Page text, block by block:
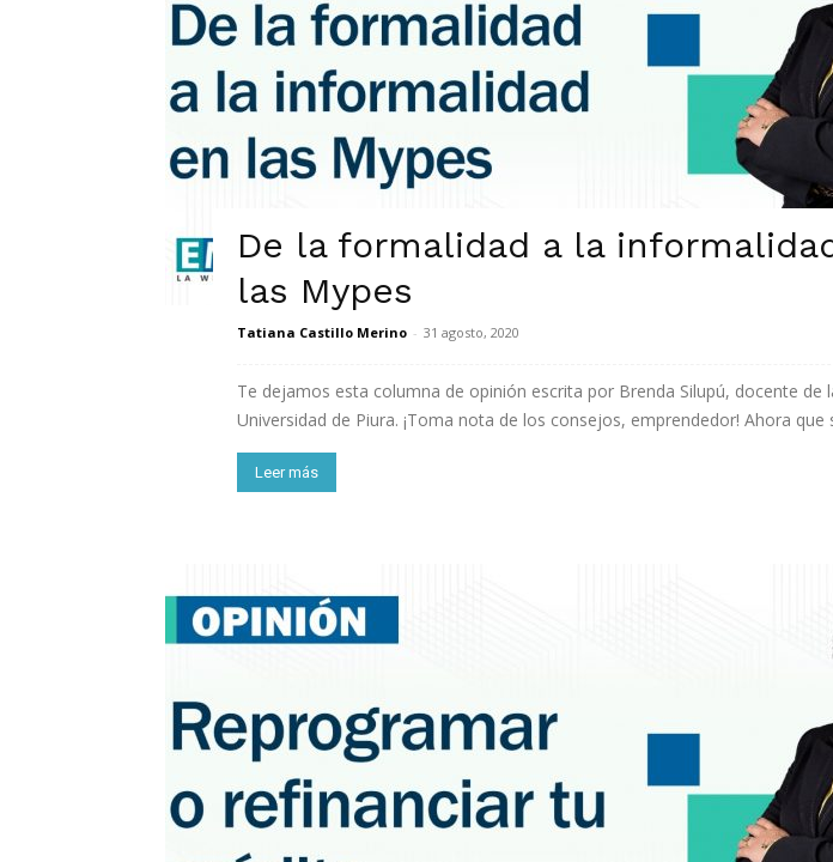
De la formalidad a la
las Mypes
Tatiana Castillo Merino - 31 agosto, 2020
Te dejamos esta columna de opinión escrita por Brenda Silupú, docente de
Universidad de Piura. ¡Toma nota de los consejos, emprendedor! Ahora que
Leer más